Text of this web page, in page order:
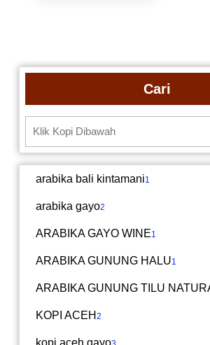
Cari
arabika bali kintamani1
arabika gayo2
ARABIKA GAYO WINE1
ARABIKA GUNUNG HALU1
ARABIKA GUNUNG TILU
KOPI ACEH 2
kopi aceh gayo